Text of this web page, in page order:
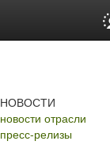
НОВОСТИ
новости отрасли
пресс-релизы